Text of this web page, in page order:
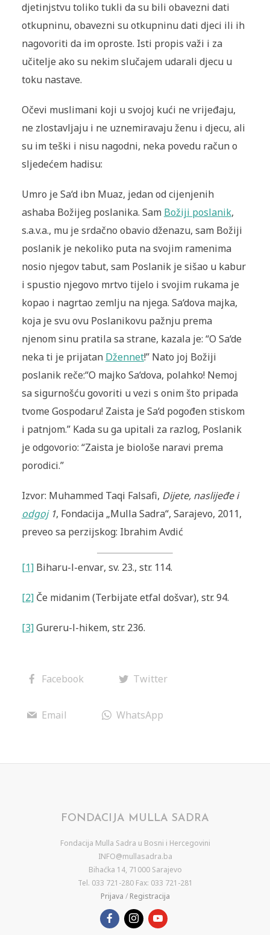
djetinjstvu toliko tukli da su bili obavezni dati
otkupninu, obavezni su otkupninu dati djeci ili ih
nagovoriti da im oproste. Isti propis važi i za
učitelje ako su nekim slučajem udarali djecu u
toku nastave.
Očevi muslimani koji u svojoj kući ne vrijeđaju,
ne zlostavljaju i ne uznemiravaju ženu i djecu, ali
su im teški i nisu nagodni, neka povedu račun o
sljedećem hadisu:
Umro je Sa‘d ibn Muaz, jedan od cijenjenih
ashaba Božijeg poslanika. Sam Božiji poslanik,
s.a.v.a., mu je srdačno obavio dženazu, sam Božiji
poslanik je nekoliko puta na svojim ramenima
nosio njegov tabut, sam Poslanik je sišao u kabur
i spustio njegovo mrtvo tijelo i svojim rukama je
kopao i nagrtao zemlju na njega. Sa‘dova majka,
koja je svu ovu Poslanikovu pažnju prema
njenom sinu pratila sa strane, kazala je: “O Sa‘de
neka ti je prijatan Džennet!” Nato joj Božiji
poslanik reče:“O majko Sa‘dova, polahko! Nemoj
sa sigurnošću govoriti u vezi s onim što pripada
tvome Gospodaru! Zaista je Sa‘d pogođen stiskom
i patnjom.” Kada su ga upitali za razlog, Poslanik
je odgovorio: “Zaista je biološe naravi prema
porodici.”
Izvor: Muhammed Taqi Falsafi, Dijete, naslijeđe i
odgoj1, Fondacija „Mulla Sadra“, Sarajevo, 2011,
preveo sa perzijskog: Ibrahim Avdić
[1]Biharu-l-envar, sv. 23., str. 114.
[2]Če midanim (Terbijate etfal došvar), str. 94.
[3]Gureru-l-hikem, str. 236.
Facebook Twitter
Email WhatsApp
FONDACIJA MULLA SADRA
Fondacija Mulla Sadra u Bosni i Hercegovini
INFO@mullasadra.ba
Bihaćka 14, 71000 Sarajevo
Tel. 033 721-280 Fax: 033 721-281
Prijava / Registracija